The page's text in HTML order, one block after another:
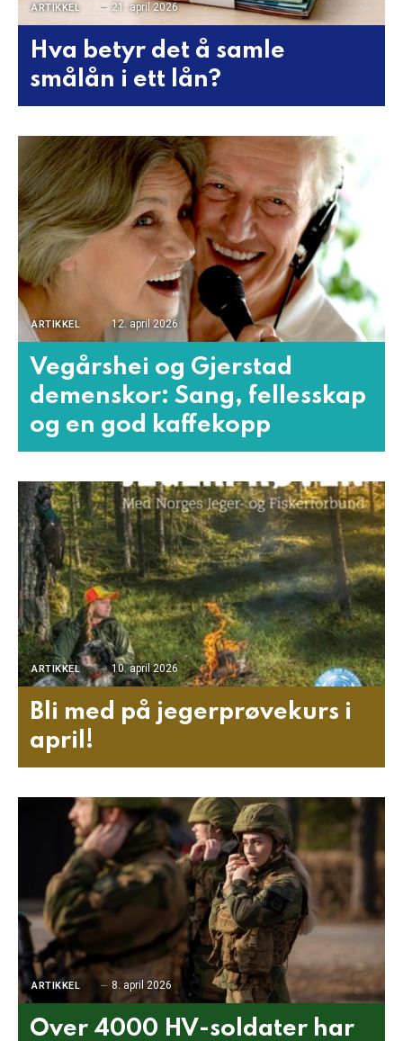
ARTIKKEL 21. april 2026
Hva betyr det å samle
smålån i ett lån?
ARTIKKEL 12. april 2026
Vegårshei og Gjerstad
demenskor: Sang, fellesskap
og en god kaffekopp
ARTIKKEL 10. april 2026
Bli med på jegerprøvekurs i
april!
ARTIKKEL 8. april 2026
Over 4000 HV-soldater har